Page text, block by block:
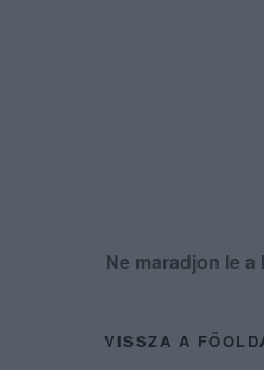
Ne maradjon le
VISSZA A